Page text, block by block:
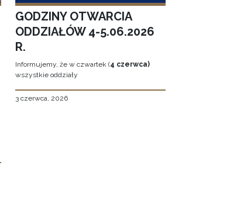
GODZINY OTWARCIA
ODDZIAŁÓW 4-5.06.2026
R.
Informujemy, że w czwartek (4 czerwca)
wszystkie oddziały
3 czerwca, 2026